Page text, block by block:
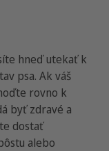
hneď utekať k
psa. Ak váš
rovno k
byť zdravé a
dostať
alebo